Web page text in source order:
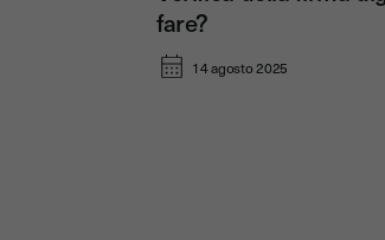
fare?
14 agosto 2025